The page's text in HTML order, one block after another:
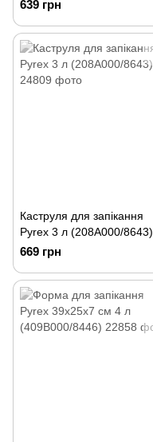
639 грн
Каструля для запікання
Pyrex 3 л (208A000/8643)
669 грн